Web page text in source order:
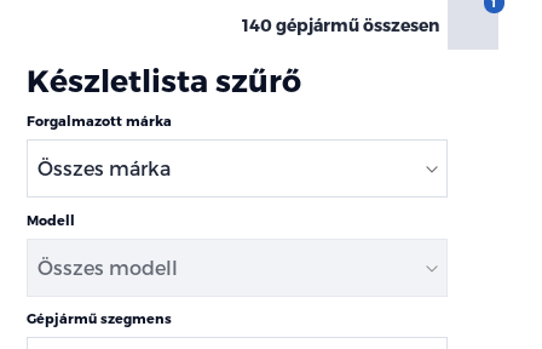
140 gépjármű összesen
Készletlista szűrő
Forgalmazott márka
Modell
Gépjármű szegmens